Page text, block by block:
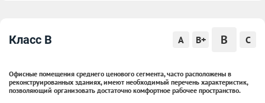
Класс B A B+ B C
Офисные помещения среднего ценового сегмента, часто расположены в
реконструированных зданиях, имеют необходимый перечень характеристик,
позволяющий организовать достаточно комфортное рабочее пространство.